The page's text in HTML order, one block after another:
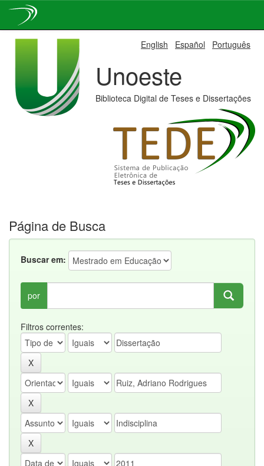
English Español Português
Unoeste
Biblioteca Digital de Teses e Dissertações
Página de Busca
Buscar em:
por
Filtros correntes: